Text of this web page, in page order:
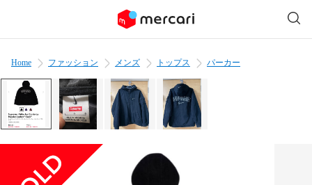
Home ファッション メンズ トップス パーカー